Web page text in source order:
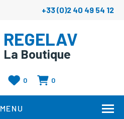
+33 (0)2 40 49 54 12
REGELAV
La Boutique
0 0
MENU